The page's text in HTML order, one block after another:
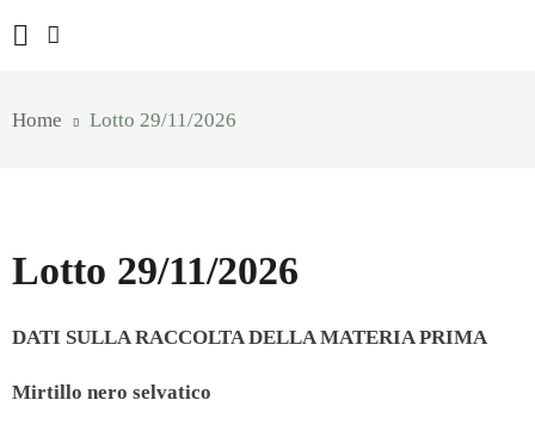
Home Lotto 29/11/2026
Lotto 29/11/2026
DATI SULLA RACCOLTA DELLA MATERIA PRIMA
Mirtillo nero selvatico